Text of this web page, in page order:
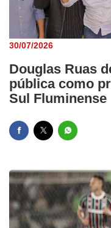
30/07/2026
Douglas Ruas
pública como
Sul Fluminense